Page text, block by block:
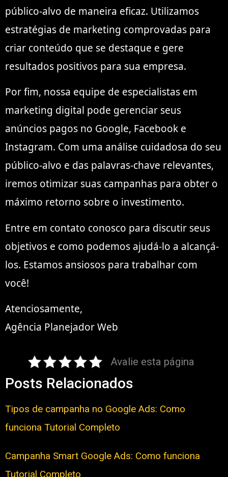
público-alvo de maneira eficaz. Utilizamos
estratégias de marketing comprovadas para
criar conteúdo que se destaque e gere
resultados positivos para sua empresa.
Por fim, nossa equipe de especialistas em
marketing digital pode gerenciar seus
anúncios pagos no Google, Facebook e
Instagram. Com uma análise cuidadosa do seu
público-alvo e das palavras-chave relevantes,
iremos otimizar suas campanhas para obter o
máximo retorno sobre o investimento.
Entre em contato conosco para discutir seus
objetivos e como podemos ajudá-lo a alcançá-
los. Estamos ansiosos para trabalhar com
você!
Atenciosamente,
Agência Planejador Web
Avalie esta página
Posts Relacionados
Tipos de campanha no Google Ads: Como
funciona Tutorial Completo
Campanha Smart Google Ads: Como funciona
Tutorial Completo